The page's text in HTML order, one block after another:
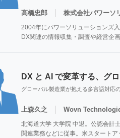
高橋忠郎 株式会社パワーソ
2004年にパワーソリューションズ
DX関連の情報収集・調査や経営企
DX と AI で変革する、グ
グローバル製造業が抱える多言語対応
上森久之 Wovn
北海道大学 大学院 中退。公認会計
関連業務などに従事。米スタートア